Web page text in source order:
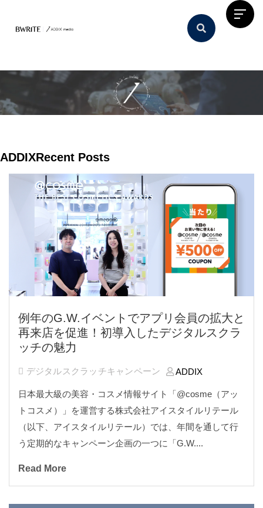
ADDIXRecent Posts
例年のG.W.イベントでアプリ会員の拡大と
再来店を促進！初導入したデジタルスクラ
ッチの魅力
デジタルスクラッチキャンペーン ADDIX
日本最大級の美容・コスメ情報サイト「@cosme （アッ
トコスメ）」を運営する株式会社アイスタイルリテール
（以下、アイスタイルリテール）では、年間を通して行
う定期的なキャンペーン企画の一つに「G.W....
Read More